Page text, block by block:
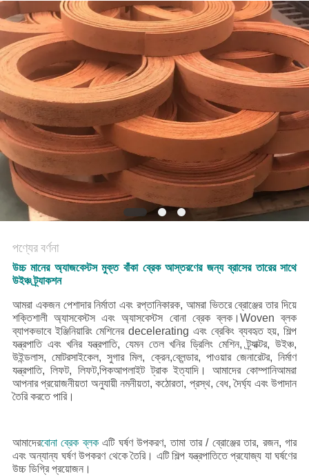
সাইট
ম্যাপ
PRIVACY
POLICY
পণ্যের বর্ণনা
উচ্চ মানের অ্যাজবেস্টস মুক্ত বাঁকা ব্রেক আস্তরণের জন্য ব্রাসের তারের সাথে
উইঞ্চ ট্র্যাকশন
আমরা একজন পেশাদার নির্মাতা এবং রপ্তানিকারক, আমরা ভিতরে ব্রোঞ্জের তার দিয়ে
শক্তিশালী অ্যাসবেস্টস এবং অ্যাসবেস্টস বোনা ব্রেক ব্লক।Woven ব্লক
ব্যাপকভাবে ইঞ্জিনিয়ারিং মেশিনের decelerating এবং ব্রেকিং ব্যবহৃত হয়, শিল্প
যন্ত্রপাতি এবং খনির যন্ত্রপাতি, যেমন তেল খনির ড্রিলিং মেশিন, ট্র্যাক্টর, উইঞ্চ,
উইন্ডলাস, মোটরসাইকেল, সুগার মিল, ক্রেন,ব্লেন্ডার, পাওয়ার জেনারেটর, নির্মাণ
যন্ত্রপাতি, লিফট, লিফট,পিকআপলাইট ট্রাক ইত্যাদি।
আমাদের কোম্পানিআমরা
আপনার প্রয়োজনীয়তা অনুযায়ী নমনীয়তা, কঠোরতা, প্রস্থ, বেধ, দৈর্ঘ্য এবং উপাদান
তৈরি করতে পারি।
আমাদেরবোনা ব্রেক ব্লক এটি ঘর্ষণ উপকরণ, তামা তার / ব্রোঞ্জের তার, রজন, গার
এবং অন্যান্য ঘর্ষণ উপকরণ থেকে তৈরি। এটি শিল্প যন্ত্রপাতিতে প্রযোজ্য যা ঘর্ষণের
উচ্চ ডিগ্রি প্রয়োজন।